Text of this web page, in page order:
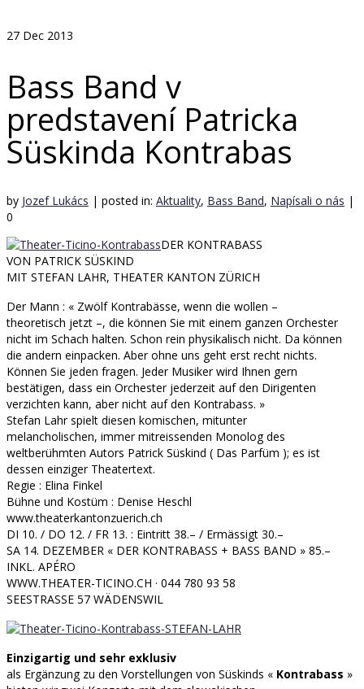
27 Dec 2013
Bass Band v
predstavení Patricka
Süskinda Kontrabas
by Jozef Lukács | posted in: Aktuality, Bass Band, Napísali o nás |
0
DER KONTRABASS
VON PATRICK SÜSKIND
MIT STEFAN LAHR, THEATER KANTON ZÜRICH
Der Mann : « Zwölf Kontrabässe, wenn die wollen –
theoretisch jetzt –, die können Sie mit einem ganzen Orchester
nicht im Schach halten. Schon rein physikalisch nicht. Da können
die andern einpacken. Aber ohne uns geht erst recht nichts.
Können Sie jeden fragen. Jeder Musiker wird Ihnen gern
bestätigen, dass ein Orchester jederzeit auf den Dirigenten
verzichten kann, aber nicht auf den Kontrabass. »
Stefan Lahr spielt diesen komischen, mitunter
melancholischen, immer mitreissenden Monolog des
weltberühmten Autors Patrick Süskind ( Das Parfüm ); es ist
dessen einziger Theatertext.
Regie : Elina Finkel
Bühne und Kostüm : Denise Heschl
www.theaterkantonzuerich.ch
DI 10. / DO 12. / FR 13. : Eintritt 38.– / Ermässigt 30.–
SA 14. DEZEMBER « DER KONTRABASS + BASS BAND » 85.–
INKL. APÉRO
WWW.THEATER-TICINO.CH · 044 780 93 58
SEESTRASSE 57 WÄDENSWIL
Einzigartig und sehr exklusiv
als Ergänzung zu den Vorstellungen von Süskinds « Kontrabass »